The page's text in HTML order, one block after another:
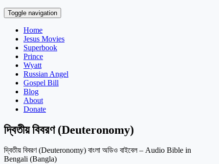
Toggle navigation
Home
Jesus Movies
Superbook
Prince
Wyatt
Russian Angel
Gospel Bill
Blog
About
Donate
দ্বিতীয় বিবরণ (Deuteronomy)
দ্বিতীয় বিবরণ (Deuteronomy) বাংলা অডিও বাইবেল – Audio Bible in
Bengali (Bangla)